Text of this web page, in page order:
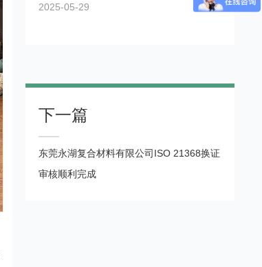
2025-05-29
下一篇
东莞永湖复合材料有限公司ISO 21368换证
审核顺利完成